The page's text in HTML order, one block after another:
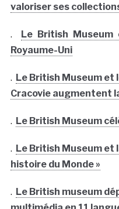
valoriser ses
. Le British Museum
Royaume-Uni
. Le British Museum et
Cracovie augmentent
. Le British Museum
. Le British Museum et
histoire du Monde »
. Le British museum